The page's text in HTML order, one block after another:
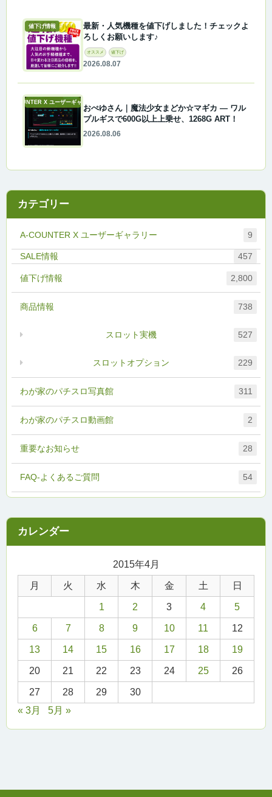
値下げ情報
最新・人気機種を値下げしました！チェックよ
ろしくお願いします♪
オススメ 値下げ
2026.08.07
A-COUNTER X ユーザーギャラリー
おぺゆさん｜魔法少女まどか☆マギカ ― ワル
プルギスで600G以上上乗せ、1268G ART！
2026.08.06
カテゴリー
A-COUNTER X ユーザーギャラリー 9
FAQ-よくあるご質問 54
457
わが家のパチスロ写真館 311
わが家のパチスロ動画館 2
値下げ情報 2,800
商品情報 738
スロットオプション 229
スロット実機 527
重要なお知らせ 28
2015年4月
月 火 水 木 金 土 日
1 2 3 4 5
6 7 8 9 10 11 12
13 14 15 16 17 18 19
20 21 22 23 24 25 26
27 28 29
30
« 3月
5月 »